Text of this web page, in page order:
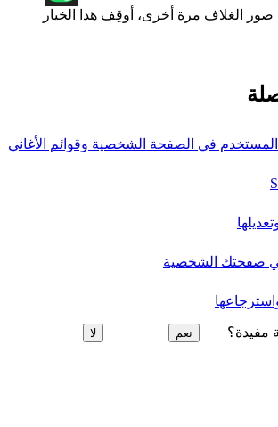
الغلاف مرة أخرى، أوقِف هذا الخيار
في الصفحة الشخصية وقوائم الأغاني
في صفحتك الشخصية
مفيدة؟ نعم لا